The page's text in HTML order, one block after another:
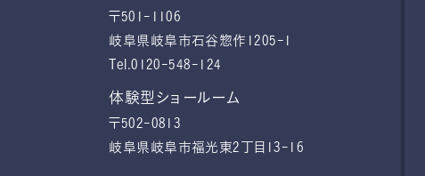
〒501-1106
岐阜県岐阜市石谷惣作1205-1
Tel.0120-548-124
体験型ショールーム
〒502-0813
岐阜県岐阜市福光東2丁目13-16